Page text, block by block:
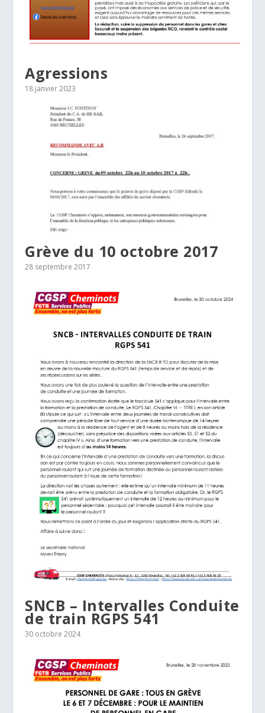
Agressions
18 janvier 2023
Grève du 10 octobre 2017
28 septembre 2017
SNCB – Intervalles Conduite
de train RGPS 541
30 octobre 2024